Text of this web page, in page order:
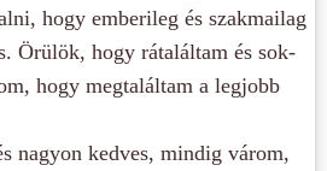
hogy emberileg és szakmailag
Örülök, hogy rátaláltam és sok-
hogy megtaláltam a legjobb
nagyon kedves, mindig várom,